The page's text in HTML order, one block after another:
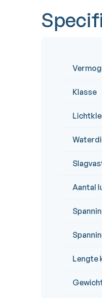
Klasse
Aantal
Lengte